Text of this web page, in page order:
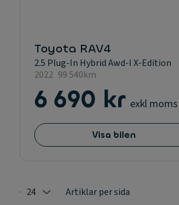
Toyota RAV4
2.5 Plug-In Hybrid Awd-I X-Edition
2022 99 540km
6 690 kr exkl moms
Visa bilen
Selected: 24
24 Artiklar per sida